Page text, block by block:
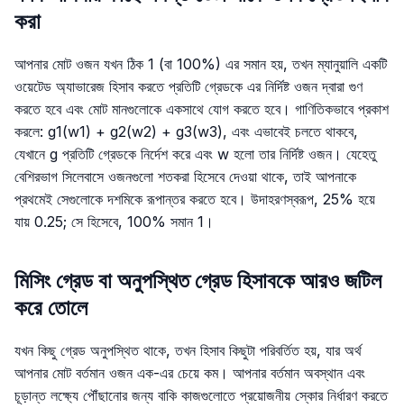
করা
আপনার মোট ওজন যখন ঠিক 1 (বা 100%) এর সমান হয়, তখন ম্যানুয়ালি একটি
ওয়েটেড অ্যাভারেজ হিসাব করতে প্রতিটি গ্রেডকে এর নির্দিষ্ট ওজন দ্বারা গুণ
করতে হবে এবং মোট মানগুলোকে একসাথে যোগ করতে হবে। গাণিতিকভাবে প্রকাশ
করলে: g1(w1) + g2(w2) + g3(w3), এবং এভাবেই চলতে থাকবে,
যেখানে g প্রতিটি গ্রেডকে নির্দেশ করে এবং w হলো তার নির্দিষ্ট ওজন। যেহেতু
বেশিরভাগ সিলেবাসে ওজনগুলো শতকরা হিসেবে দেওয়া থাকে, তাই আপনাকে
প্রথমেই সেগুলোকে দশমিকে রূপান্তর করতে হবে। উদাহরণস্বরূপ, 25% হয়ে
যায় 0.25; সে হিসেবে, 100% সমান 1।
মিসিং গ্রেড বা অনুপস্থিত গ্রেড হিসাবকে আরও জটিল
করে তোলে
যখন কিছু গ্রেড অনুপস্থিত থাকে, তখন হিসাব কিছুটা পরিবর্তিত হয়, যার অর্থ
আপনার মোট বর্তমান ওজন এক-এর চেয়ে কম। আপনার বর্তমান অবস্থান এবং
চূড়ান্ত লক্ষ্যে পৌঁছানোর জন্য বাকি কাজগুলোতে প্রয়োজনীয় স্কোর নির্ধারণ করতে